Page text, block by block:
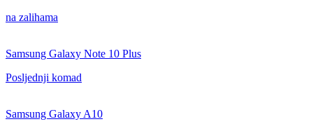
na zalihama
Samsung Galaxy Note 10 Plus
Posljednji komad
Samsung Galaxy A10